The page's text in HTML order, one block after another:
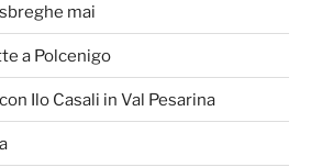
mai
a Polcenigo
Ilo Casali in Val Pesarina